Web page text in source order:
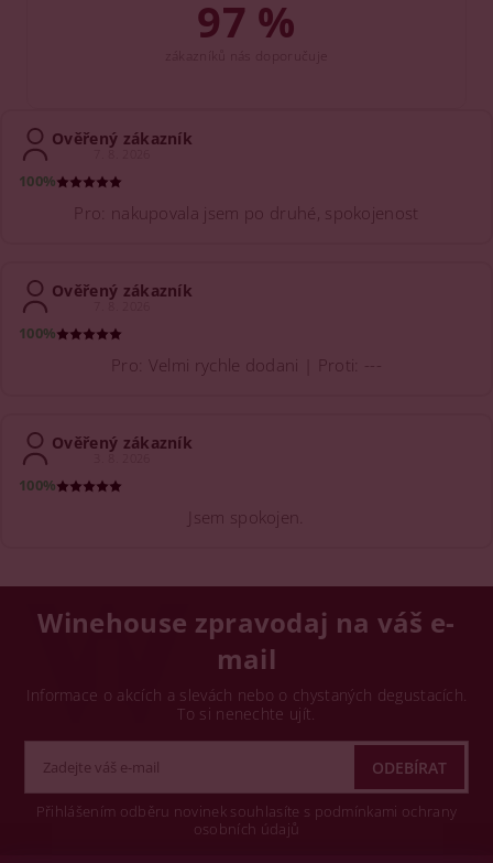
97 %
Ověřený zákazník
100%
Pro: nakupovala jsem po druhé, spokojenost
Ověřený zákazník
100%
Pro: Velmi rychle dodani | Proti: ---
Ověřený zákazník
100%
Jsem spokojen.
Winehouse zpravodaj na váš e-
mail
Informace o akcích a slevách nebo o chystaných degustacích.
To si nenechte ujít.
Přihlášením odběru novinek souhlasíte s podmínkami ochrany
osobních údajů